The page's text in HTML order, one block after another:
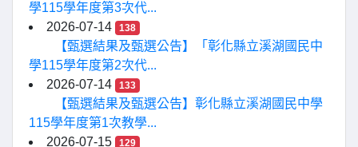
學115學年度第3次代...
2026-07-14
138
【甄選結果及甄選公告】「彰化縣立溪湖國民中
學115學年度第2次代...
2026-07-14
133
【甄選結果及甄選公告】彰化縣立溪湖國民中學
115學年度第1次教學...
2026-07-15
129